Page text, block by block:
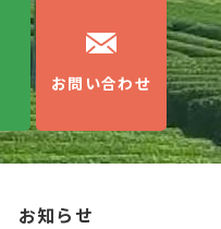
お問い合わせ
お知らせ